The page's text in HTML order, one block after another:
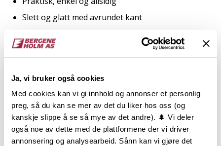
Ja, vi bruker også cookies
Med cookies kan vi gi innhold og annonser et personlig
preg, så du kan se mer av det du liker hos oss (og
kanskje slippe å se så mye av det andre). 🌲 Vi deler
også noe av dette med de plattformene der vi driver
annonsering og analysearbeid. Sånn kan vi gjøre det
Slett og glatt med avrundet kant
TRESLAG ENDEPLØY
Eik
NOBB VARETYPE
50622422